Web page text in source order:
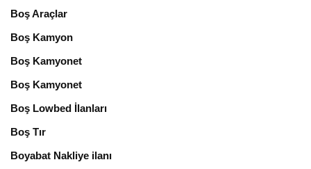
Boş Araçlar
Boş Kamyon
Boş Kamyonet
Boş Kamyonet
Boş Lowbed İlanları
Boş Tır
Boyabat Nakliye ilanı